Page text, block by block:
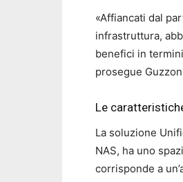
«Affiancati dal
infrastruttura,
benefici in
prosegue
Le
La soluzione
NAS, ha uno
corrisponde a